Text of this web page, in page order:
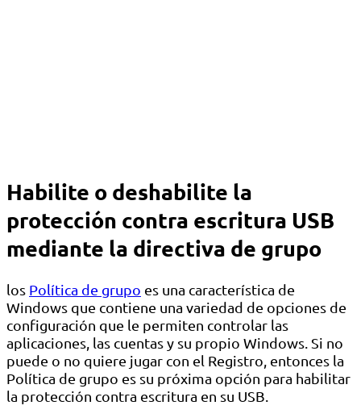
Habilite o deshabilite la
protección contra escritura USB
mediante la directiva de grupo
los Política de grupo es una característica de
Windows que contiene una variedad de opciones de
configuración que le permiten controlar las
aplicaciones, las cuentas y su propio Windows. Si no
puede o no quiere jugar con el Registro, entonces la
Política de grupo es su próxima opción para habilitar
la protección contra escritura en su USB.